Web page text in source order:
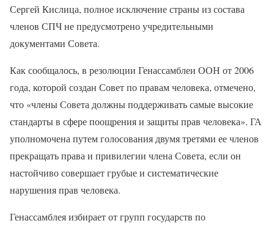
Сергей Кислица, полное исключение страны из состава
членов СПЧ не предусмотрено учредительными
документами Совета.
Как сообщалось, в резолюции Генассамблеи ООН от 2006
года, которой создан Совет по правам человека, отмечено,
что «члены Совета должны поддерживать самые высокие
стандарты в сфере поощрения и защиты прав человека». ГА
уполномочена путем голосования двумя третями ее членов
прекращать права и привилегии члена Совета, если он
настойчиво совершает грубые и систематические
нарушения прав человека.
Генассамблея избирает от групп государств по